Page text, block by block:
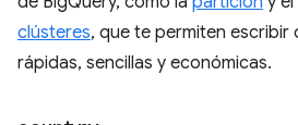
clústeres, que te permiten escribir
rápidas, sencillas y económicas.